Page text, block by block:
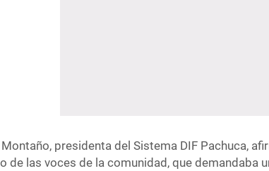
presidenta del Sistema DIF Pachuca,
de las voces de la comunidad, que demandaba